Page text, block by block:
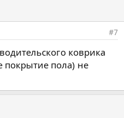
#7
коврика
покрытие пола) не